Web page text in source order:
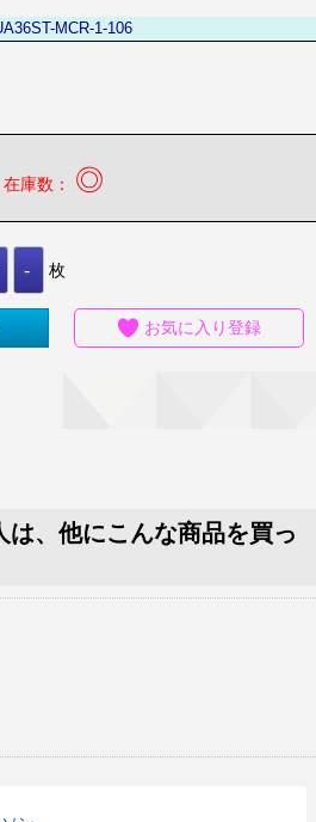
MCR-1-106
在庫数： ◎
枚
お気に入り登録
は、他にこんな商品を買っ